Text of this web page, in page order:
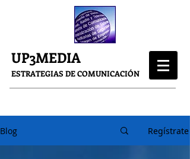
UP3MEDIA
ESTRATEGIAS DE COMUNICACIÓN
Blog Regístrate